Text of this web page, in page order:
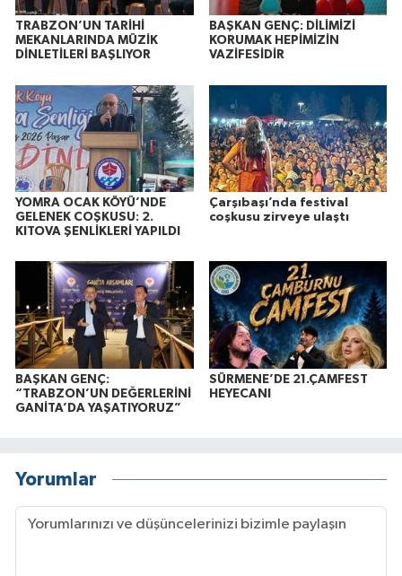
TRABZON’UN TARİHİ
MEKANLARINDA MÜZİK
DİNLETİLERİ BAŞLIYOR
BAŞKAN GENÇ: DİLİMİZİ
KORUMAK HEPİMİZİN
VAZİFESİDİR
YOMRA OCAK KÖYÜ’NDE
GELENEK COŞKUSU: 2.
KITOVA ŞENLİKLERİ YAPILDI
Çarşıbaşı’nda festival
coşkusu zirveye ulaştı
BAŞKAN GENÇ:
“TRABZON’UN DEĞERLERİNİ
GANİTA’DA YAŞATIYORUZ”
SÜRMENE’DE 21.ÇAMFEST
HEYECANI
Yorumlar